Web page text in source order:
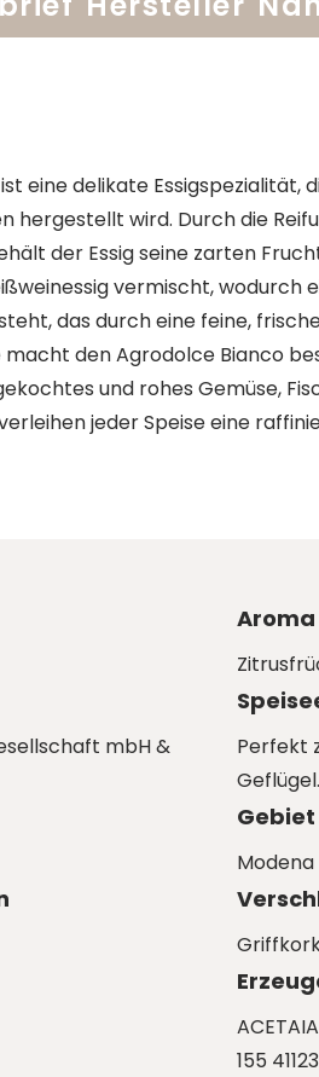
eine delikate Essigspezialität,
hergestellt wird. Durch die
der Essig seine zarten
vermischt, wodurch
das durch eine feine,
macht den Agrodolce Bianco
und rohes Gemüse,
jeder Speise eine
Aroma
mbH &
Perfekt
Geflügel.
Gebiet
Modena
155